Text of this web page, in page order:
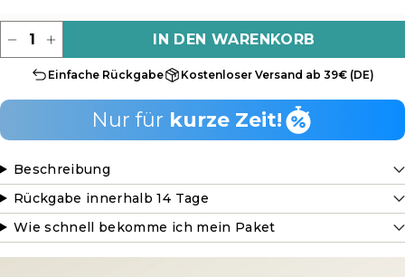
IN DEN WARENKORB
Einfache Rückgabe Kostenloser Versand ab 39€ (DE)
Nur für kurze Zeit!
Beschreibung
Rückgabe innerhalb 14 Tage
Wie schnell bekomme ich mein Paket